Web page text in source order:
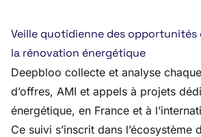
Veille quotidienne des opportunités
la rénovation énergétique
Deepbloo collecte et analyse
d’offres, AMI et appels à projets
énergétique, en France et à
Ce suivi s’inscrit dans l’écosystème